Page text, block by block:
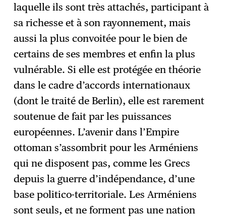
laquelle ils sont très attachés, participant à
sa richesse et à son rayonnement, mais
aussi la plus convoitée pour le bien de
certains de ses membres et enfin la plus
vulnérable. Si elle est protégée en théorie
dans le cadre d’accords internationaux
(dont le traité de Berlin), elle est rarement
soutenue de fait par les puissances
européennes. L’avenir dans l’Empire
ottoman s’assombrit pour les Arméniens
qui ne disposent pas, comme les Grecs
depuis la guerre d’indépendance, d’une
base politico-territoriale. Les Arméniens
sont seuls, et ne forment pas une nation